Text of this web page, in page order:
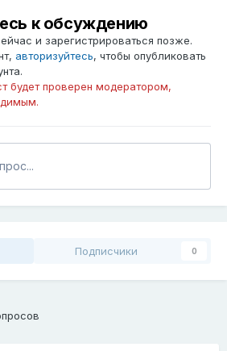
к обсуждению
и зарегистрироваться позже.
авторизуйтесь, чтобы опубликовать
будет проверен модератором,
Подписчики 0